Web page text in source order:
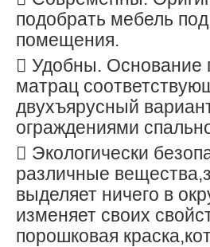
подобрать мебель
помещения.
 Удобны. Основание
матрац
двухъярусный
ограждениями
 Экологически
различные
выделяет ничего в
изменяет своих
порошковая